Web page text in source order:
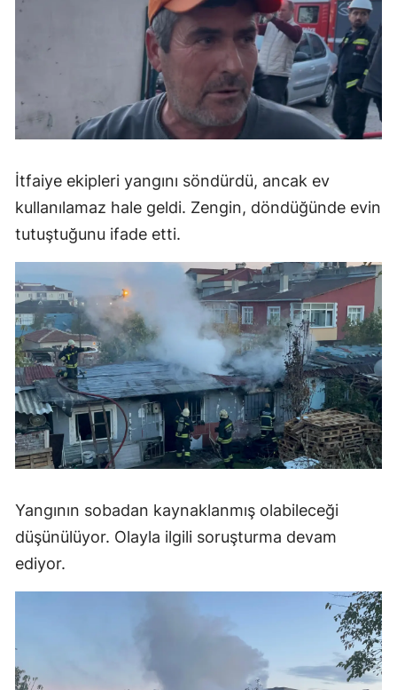
İtfaiye ekipleri yangını söndürdü, ancak ev
kullanılamaz hale geldi. Zengin, döndüğünde evin
tutuştuğunu ifade etti.
Yangının sobadan kaynaklanmış olabileceği
düşünülüyor. Olayla ilgili soruşturma devam
ediyor.